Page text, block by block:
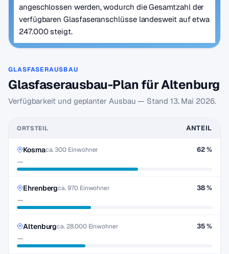
angeschlossen werden, wodurch die Gesamtzahl der
verfügbaren Glasfaseranschlüsse landesweit auf etwa
247.000 steigt.
GLASFASERAUSBAU
Glasfaserausbau-Plan für Altenburg
Verfügbarkeit und geplanter Ausbau — Stand 13. Mai 2026.
ORTSTEIL ANTEIL
Kosmaca. 300 Einwohner
—
62 %
Ehrenbergca. 970 Einwohner
—
38 %
Altenburgca. 28.000 Einwohner
—
35 %